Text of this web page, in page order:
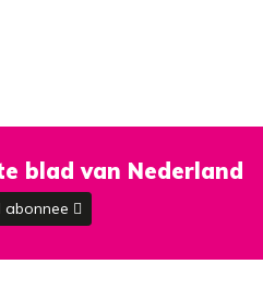
blad van Nederland